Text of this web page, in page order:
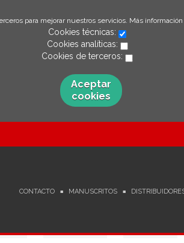
para mejorar nuestros servicios. Más
Cookies técnicas:
Cookies analíticas:
Cookies de terceros:
Aceptar
cookies
CONTACTO MANUSCRITOS